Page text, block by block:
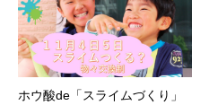
ホウ酸de「スライムづくり」